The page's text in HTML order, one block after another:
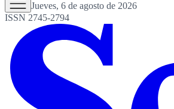
Jueves, 6 de agosto de 2026
ISSN 2745-2794